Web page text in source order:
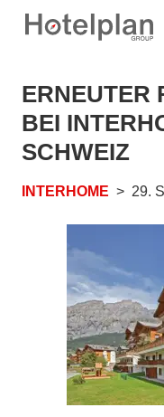
ERNEUTER
BEI
SCHWEIZ
INTERHOME 29.